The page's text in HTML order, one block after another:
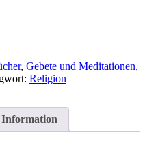
, Gebete und Meditationen,
Religion
Information